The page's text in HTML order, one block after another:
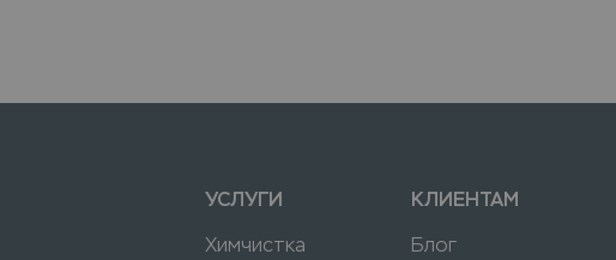
УСЛУГИ
Химчистка
КЛИЕНТАМ
Блог